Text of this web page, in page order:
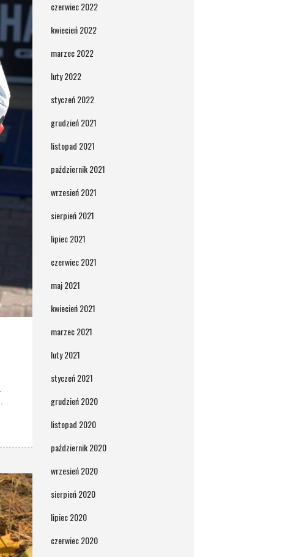
czerwiec 2022
kwiecień 2022
marzec 2022
luty 2022
styczeń 2022
grudzień 2021
listopad 2021
październik 2021
wrzesień 2021
sierpień 2021
lipiec 2021
czerwiec 2021
maj 2021
kwiecień 2021
marzec 2021
luty 2021
styczeń 2021
grudzień 2020
listopad 2020
październik 2020
wrzesień 2020
sierpień 2020
lipiec 2020
czerwiec 2020